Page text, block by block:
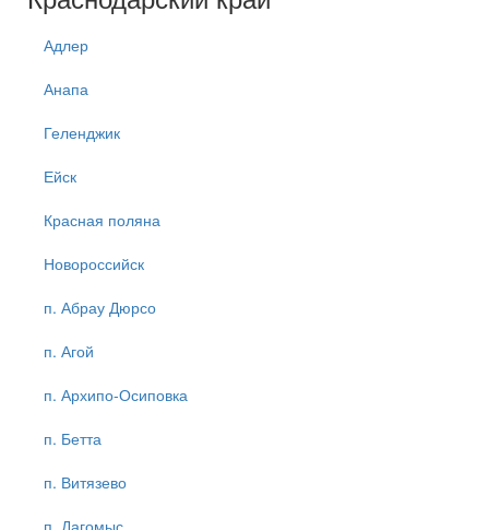
Адлер
Анапа
Геленджик
Ейск
Красная поляна
Новороссийск
п. Абрау Дюрсо
п. Агой
п. Архипо-Осиповка
п. Бетта
п. Витязево
п. Дагомыс